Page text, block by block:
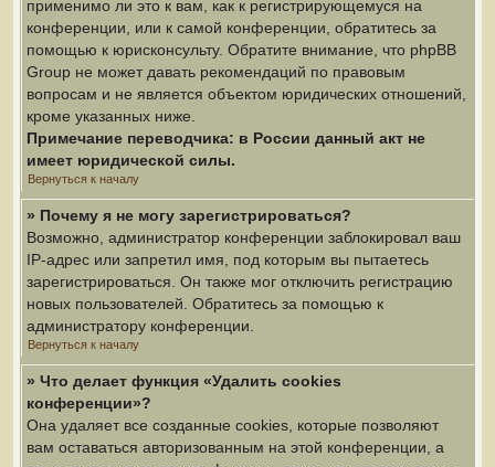
применимо ли это к вам, как к регистрирующемуся на
конференции, или к самой конференции, обратитесь за
помощью к юрисконсульту. Обратите внимание, что phpBB
Group не может давать рекомендаций по правовым
вопросам и не является объектом юридических отношений,
кроме указанных ниже.
Примечание переводчика: в России данный акт не
имеет юридической силы.
Вернуться к началу
» Почему я не могу зарегистрироваться?
Возможно, администратор конференции заблокировал ваш
IP-адрес или запретил имя, под которым вы пытаетесь
зарегистрироваться. Он также мог отключить регистрацию
новых пользователей. Обратитесь за помощью к
администратору конференции.
Вернуться к началу
» Что делает функция «Удалить cookies
конференции»?
Она удаляет все созданные cookies, которые позволяют
вам оставаться авторизованным на этой конференции, а